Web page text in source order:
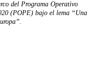
del Programa Operativo
(POPE) bajo el lema “Una